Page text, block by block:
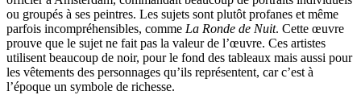
ou groupés à ses peintres. Les sujets sont plutôt profanes et même
parfois incompréhensibles, comme La Ronde de Nuit. Cette œuvre
prouve que le sujet ne fait pas la valeur de l’œuvre. Ces artistes
utilisent beaucoup de noir, pour le fond des tableaux mais aussi pour
les vêtements des personnages qu’ils représentent, car c’est à
l’époque un symbole de richesse.